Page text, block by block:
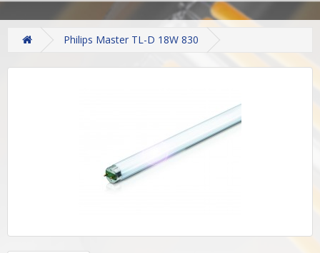
Philips Master TL-D 18W 830